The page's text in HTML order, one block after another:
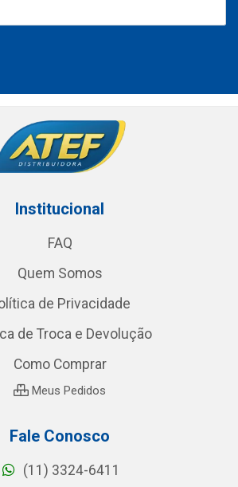
Institucional
FAQ
Quem Somos
de Privacidade
de Troca e Devolução
Como Comprar
Meus Pedidos
Fale Conosco
(11) 3324-6411